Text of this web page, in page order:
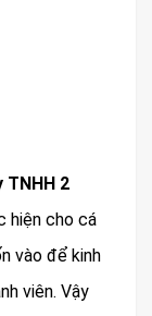
2
hiện cho cá
vào để kinh
viên. Vậy